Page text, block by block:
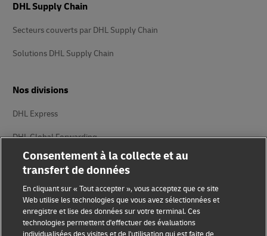
DHL Supply Chain
Secteurs couverts par DHL Supply Chain
Solutions DHL Supply Chain
Nos divisions
DHL Express
DHL Global Forwarding
DHL Supply Chain
DHL eCommerce
DHL Freight
Consentement à la collecte et au
transfert de données
En cliquant sur « Tout accepter », vous acceptez que ce site
Web utilise les technologies que vous avez sélectionnées et
enregistre et lise des données sur votre terminal. Ces
technologies permettent d'effectuer des évaluations